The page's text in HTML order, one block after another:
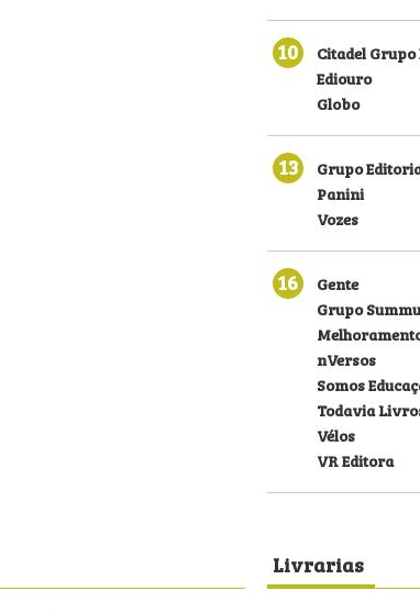
10
Citadel
Ediouro
Globo
13
Grupo
Panini
Vozes
16
Gente
Grupo
nVersos
Somos
Todavia
Vélos
VR Editora
Livrarias